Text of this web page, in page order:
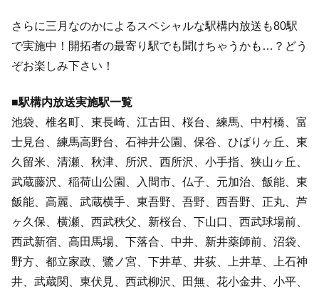
さらに三月なのかによるスペシャルな駅構内放送も80駅
で実施中！開拓者の最寄り駅でも聞けちゃうかも…？どう
ぞお楽しみ下さい！
■駅構内放送実施駅一覧
池袋、椎名町、東長崎、江古田、桜台、練馬、中村橋、富
士見台、練馬高野台、石神井公園、保谷、ひばりヶ丘、東
久留米、清瀬、秋津、所沢、西所沢、小手指、狭山ヶ丘、
武蔵藤沢、稲荷山公園、入間市、仏子、元加治、飯能、東
飯能、高麗、武蔵横手、東吾野、吾野、西吾野、正丸、芦
ヶ久保、横瀬、西武秩父、新桜台、下山口、西武球場前、
西武新宿、高田馬場、下落合、中井、新井薬師前、沼袋、
野方、都立家政、鷺ノ宮、下井草、井荻、上井草、上石神
井、武蔵関、東伏見、西武柳沢、田無、花小金井、小平、